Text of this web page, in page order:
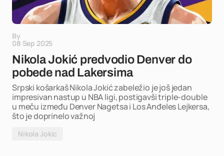
By
08 Sep 2025
Nikola Jokić predvodio Denver do
pobede nad Lakersima
Srpski košarkaš Nikola Jokić zabeležio je još jedan
impresivan nastup u NBA ligi, postigavši triple-double
u meču između Denver Nagetsa i Los Anđeles Lejkersa,
što je doprinelo važnoj
Nikola Jokic